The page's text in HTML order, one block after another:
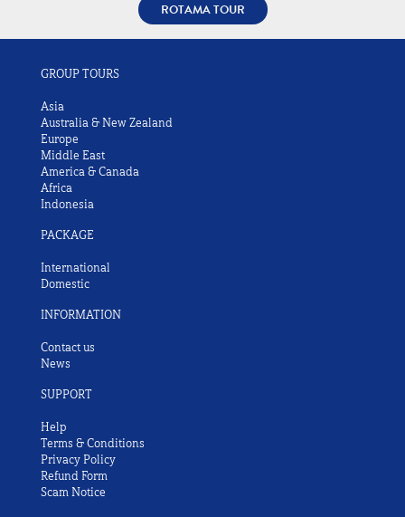
ROTAMA TOUR
GROUP TOURS
Asia
Australia & New Zealand
Europe
Middle East
America & Canada
Africa
Indonesia
PACKAGE
International
Domestic
INFORMATION
Contact us
News
SUPPORT
Help
Terms & Conditions
Privacy Policy
Refund Form
Scam Notice